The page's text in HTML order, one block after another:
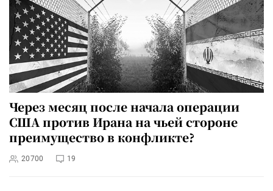
Через месяц после начала операции
США против Ирана на чьей стороне
преимущество в конфликте?
20700 19